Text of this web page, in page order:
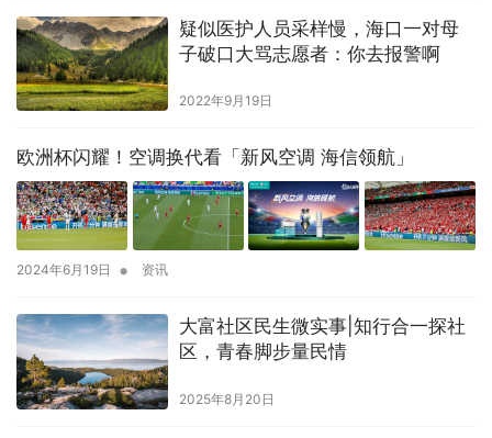
疑似医护人员采样慢，海口一对母
子破口大骂志愿者：你去报警啊
2022年9月19日
欧洲杯闪耀！空调换代看「新风空调 海信领航」
2024年6月19日 • 资讯
大富社区民生微实事|知行合一探社
区，青春脚步量民情
2025年8月20日